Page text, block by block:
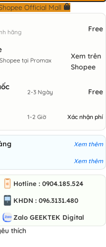
Official Mall
hãng Free
tại Promax
Xem trên
Shopee
2-3 Ngày Free
1-2 Giờ Xác nhận phí
Xem thêm
Xem thêm
Hotline : 0904.185.524
KHDN : 096.3131.480
Zalo GEEKTEK Digital
thích